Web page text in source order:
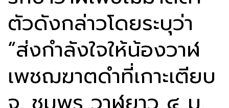
ตัวดังกล่าวโดยระบุว่า
“ส่งกำลังใจให้น้องวาฬ
เพชฌฆาตดำที่เกาะเตียบ